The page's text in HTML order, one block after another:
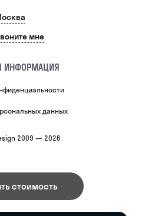
мне
ИНФОРМАЦИЯ
данных
2009 — 2026
стоимость